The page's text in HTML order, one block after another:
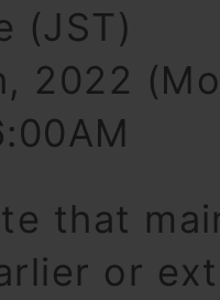
(JST)
2022
that
or